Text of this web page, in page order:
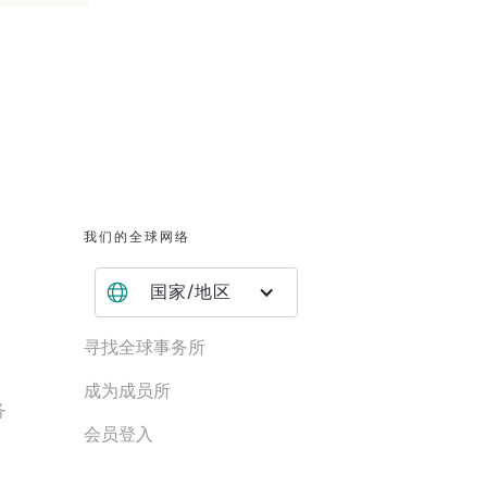
我们的全球网络
国家/地区
寻找全球事务所
成为成员所
会员登入